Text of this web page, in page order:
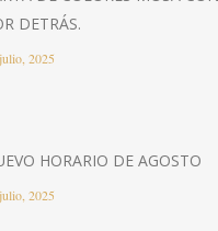
DETRÁS.
2025
HORARIO DE AGOSTO
2025